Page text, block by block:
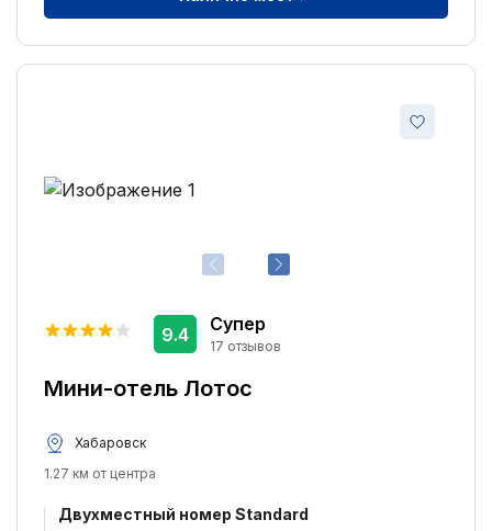
Мини-отель Лотос
Супер
17 отзывов
9.4
Хабаровск
1.27 км от центра
Двухместный номер Standard